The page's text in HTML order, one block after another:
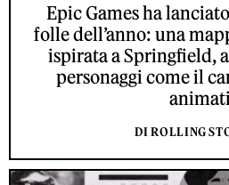
Epic Games ha
folle dell’anno: una
ispirata a Springfield,
personaggi come il
animati
DI ROLLING